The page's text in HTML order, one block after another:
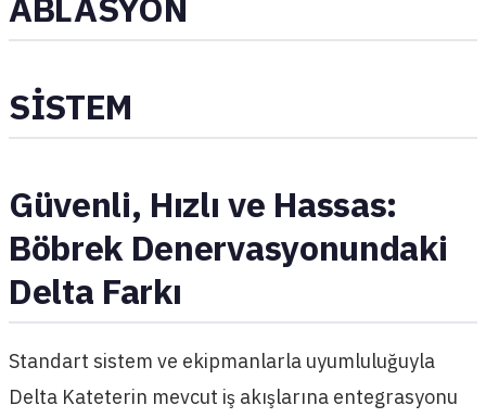
SİSTEM
Güvenli, Hızlı ve Hassas:
Böbrek Denervasyonundaki
Delta Farkı
Standart sistem ve ekipmanlarla uyumluluğuyla
Delta Kateterin mevcut iş akışlarına entegrasyonu